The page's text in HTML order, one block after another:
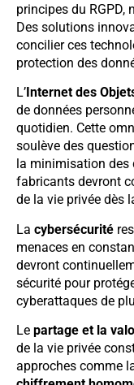
principes du RGPD,
Des solutions
concilier ces
protection des
L’ Internet des
de données
quotidien. Cette
soulève des
la minimisation des
fabricants devront
de la vie privée dès
La cybersécurité
menaces en
devront
sécurité pour
cyberattaques de
Le partage et la
de la vie privée
approches comme